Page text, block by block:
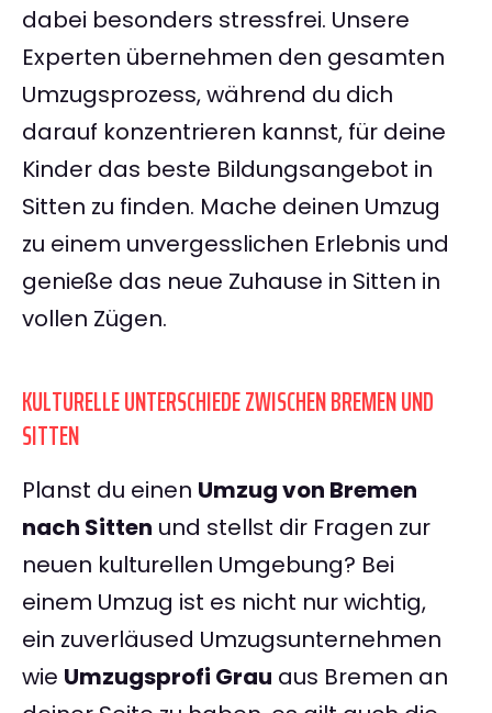
dabei besonders stressfrei. Unsere
Experten übernehmen den gesamten
Umzugsprozess, während du dich
darauf konzentrieren kannst, für deine
Kinder das beste Bildungsangebot in
Sitten zu finden. Mache deinen Umzug
zu einem unvergesslichen Erlebnis und
genieße das neue Zuhause in Sitten in
vollen Zügen.
KULTURELLE UNTERSCHIEDE ZWISCHEN BREMEN UND
SITTEN
Planst du einen Umzug von Bremen
nach Sitten und stellst dir Fragen zur
neuen kulturellen Umgebung? Bei
einem Umzug ist es nicht nur wichtig,
ein zuverläused Umzugsunternehmen
wie Umzugsprofi Grau aus Bremen an